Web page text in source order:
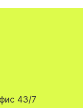
43/7